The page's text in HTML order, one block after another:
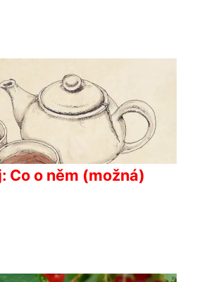
Co o něm (možná)